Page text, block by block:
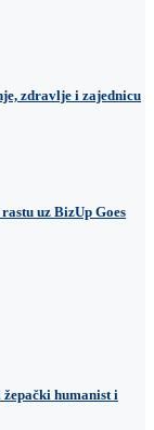
zdravlje i zajednicu
uz BizUp Goes
humanist i